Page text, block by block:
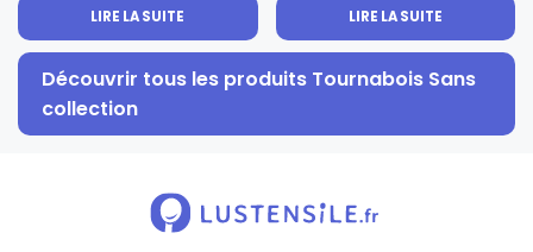
LIRE LA SUITE LIRE LA SUITE
Découvrir tous les produits Tournabois Sans
collection